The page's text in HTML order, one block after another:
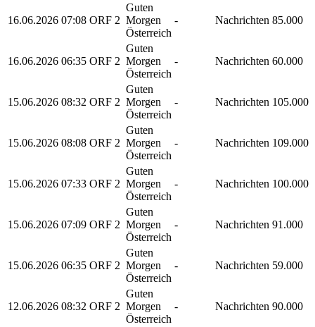
16.06.2026 07:08 ORF 2
Guten
Morgen
Österreich
- Nachrichten 85.000
16.06.2026 06:35 ORF 2
Guten
Morgen
Österreich
- Nachrichten 60.000
15.06.2026 08:32 ORF 2
Guten
Morgen
Österreich
- Nachrichten 105.000
15.06.2026 08:08 ORF 2
Guten
Morgen
Österreich
- Nachrichten 109.000
15.06.2026 07:33 ORF 2
Guten
Morgen
Österreich
- Nachrichten 100.000
15.06.2026 07:09 ORF 2
Guten
Morgen
Österreich
- Nachrichten 91.000
15.06.2026 06:35 ORF 2
Guten
Morgen
Österreich
- Nachrichten 59.000
12.06.2026 08:32 ORF 2
Guten
Morgen
Österreich
- Nachrichten 90.000